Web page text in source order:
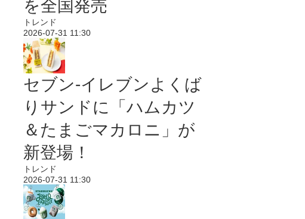
を全国発売
トレンド
2026-07-31 11:30
セブン‐イレブンよくば
りサンドに「ハムカツ
＆たまごマカロニ」が
新登場！
トレンド
2026-07-31 11:30